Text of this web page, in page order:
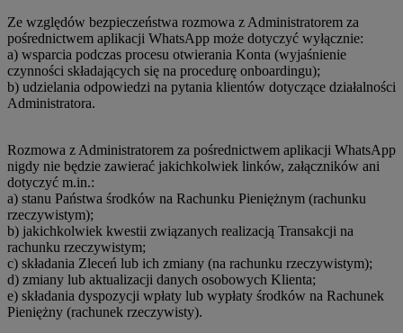
Ze względów bezpieczeństwa rozmowa z Administratorem za
pośrednictwem aplikacji WhatsApp może dotyczyć wyłącznie:
a) wsparcia podczas procesu otwierania Konta (wyjaśnienie
czynności składających się na procedurę onboardingu);
b) udzielania odpowiedzi na pytania klientów dotyczące działalności
Administratora.
Rozmowa z Administratorem za pośrednictwem aplikacji WhatsApp
nigdy nie będzie zawierać jakichkolwiek linków, załączników ani
dotyczyć m.in.:
a) stanu Państwa środków na Rachunku Pieniężnym (rachunku
rzeczywistym);
b) jakichkolwiek kwestii związanych realizacją Transakcji na
rachunku rzeczywistym;
c) składania Zleceń lub ich zmiany (na rachunku rzeczywistym);
d) zmiany lub aktualizacji danych osobowych Klienta;
e) składania dyspozycji wpłaty lub wypłaty środków na Rachunek
Pieniężny (rachunek rzeczywisty).